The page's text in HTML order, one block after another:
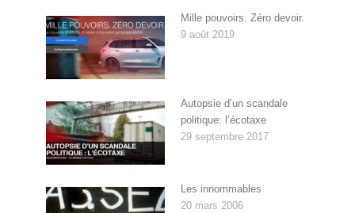
Mille pouvoirs. Zéro devoir.
9 août 2019
Autopsie d’un scandale
politique: l’écotaxe
29 septembre 2017
Les innommables
20 mars 2006